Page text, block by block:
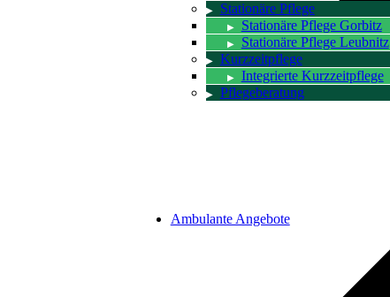
Stationäre Pflege
Stationäre Pflege Gorbitz
Stationäre Pflege Leubnitz
Kurzzeitpflege
Integrierte Kurzzeitpflege
Pflegeberatung
Ambulante Angebote